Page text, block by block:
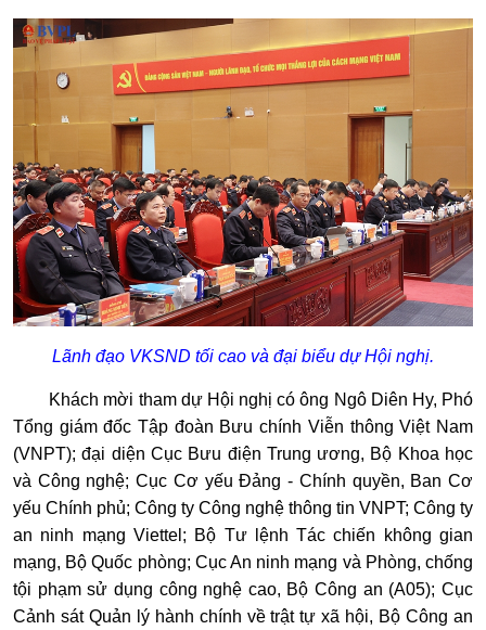
Lãnh đạo VKSND tối cao và đại biểu dự Hội nghị.
Khách mời tham dự Hội nghị có ông Ngô Diên Hy, Phó
Tổng giám đốc Tập đoàn Bưu chính Viễn thông Việt Nam
(VNPT); đại diện Cục Bưu điện Trung ương, Bộ Khoa học
và Công nghệ; Cục Cơ yếu Đảng - Chính quyền, Ban Cơ
yếu Chính phủ; Công ty Công nghệ thông tin VNPT; Công ty
an ninh mạng Viettel; Bộ Tư lệnh Tác chiến không gian
mạng, Bộ Quốc phòng; Cục An ninh mạng và Phòng, chống
tội phạm sử dụng công nghệ cao, Bộ Công an (A05); Cục
Cảnh sát Quản lý hành chính về trật tự xã hội, Bộ Công an